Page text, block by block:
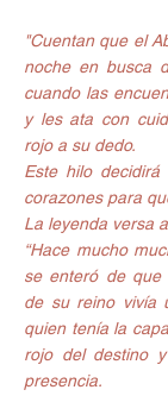
"Cuentan que el
noche en busca
cuando las
y les ata con
rojo a su dedo.
Este hilo
corazones para
La leyenda versa
“Hace mucho
se enteró de que
de su reino vivía
quien tenía la
rojo del destino
presencia.